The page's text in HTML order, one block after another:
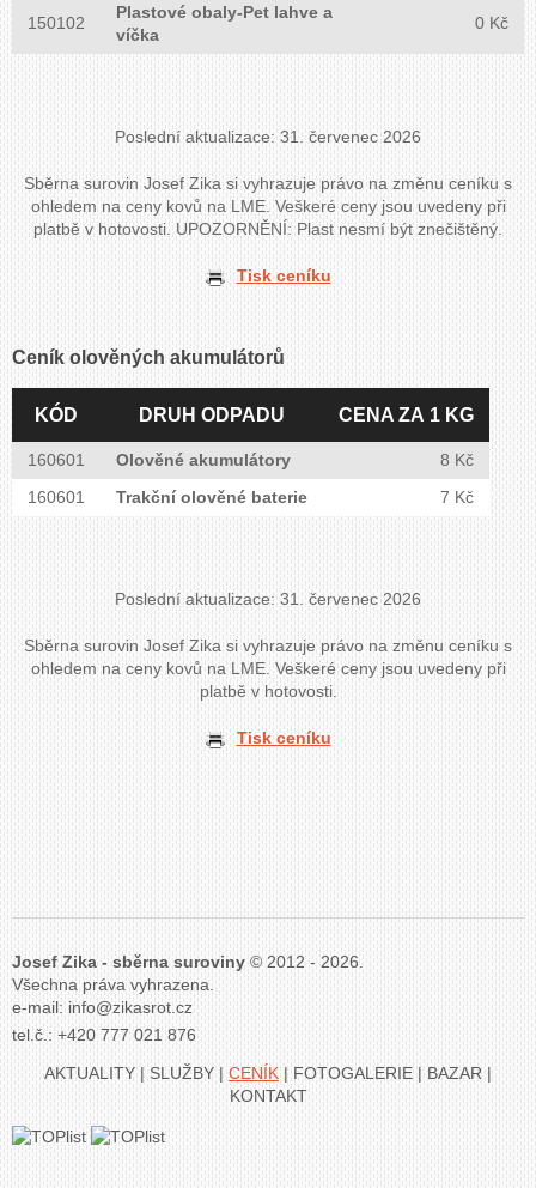
150102
Plastové obaly-Pet lahve a
víčka
0 Kč
Poslední aktualizace: 31. červenec 2026
Sběrna surovin Josef Zika si vyhrazuje právo na změnu ceníku s
ohledem na ceny kovů na LME. Veškeré ceny jsou uvedeny při
platbě v hotovosti. UPOZORNĚNÍ: Plast nesmí být znečištěný.
Tisk ceníku
Ceník olověných akumulátorů
KÓD DRUH ODPADU CENA ZA 1 KG
160601 Olověné akumulátory
8 Kč
160601
Trakční olověné baterie 7 Kč
Poslední aktualizace: 31. červenec 2026
Sběrna surovin Josef Zika si vyhrazuje právo na změnu ceníku s
ohledem na ceny kovů na LME. Veškeré ceny jsou uvedeny při
platbě v hotovosti.
Tisk ceníku
Josef Zika - sběrna suroviny © 2012 - 2026.
Všechna práva vyhrazena.
e-mail: zc.torsakiz@ofni
tel.č.: +420 777 021 876
AKTUALITY | SLUŽBY | CENÍK | FOTOGALERIE | BAZAR |
KONTAKT